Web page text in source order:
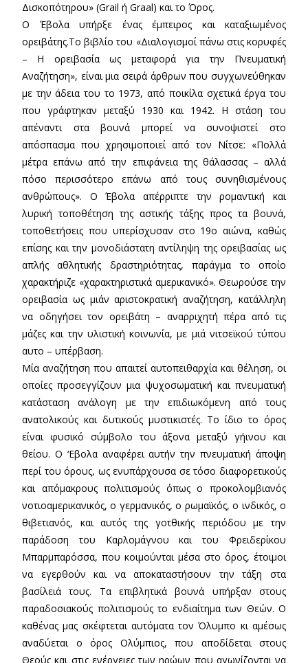
Δισκοπότηρου» (Grail ή Graal) και το Όρος.
Ο Έβολα υπήρξε ένας έμπειρος και καταξιωμένος
ορειβάτης.Το βιβλίο του «Διαλογισμοί πάνω στις κορυφές
– Η ορειβασία ως μεταφορά για την Πνευματική
Αναζήτηση», είναι μια σειρά άρθρων που συγχωνεύθηκαν
με την άδεια του το 1973, από ποικίλα σχετικά έργα του
που γράφτηκαν μεταξύ 1930 και 1942. Η στάση του
απέναντι στα βουνά μπορεί να συνοψιστεί στο
απόσπασμα που χρησιμοποιεί από τον Νίτσε: «Πολλά
μέτρα επάνω από την επιφάνεια της θάλασσας – αλλά
πόσο περισσότερο επάνω από τους συνηθισμένους
ανθρώπους». Ο Έβολα απέρριπτε την ρομαντική και
λυρική τοποθέτηση της αστικής τάξης προς τα βουνά,
τοποθετήσεις που υπερίσχυσαν στο 19ο αιώνα, καθώς
επίσης και την μονοδιάστατη αντίληψη της ορειβασίας ως
απλής αθλητικής δραστηριότητας, παράγμα το οποίο
χαρακτήριζε «χαρακτηριστικά αμερικανικό». Θεωρούσε την
ορειβασία ως μιάν αριστοκρατική αναζήτηση, κατάλληλη
να οδηγήσει τον ορειβάτη – αναρριχητή πέρα από τις
μάζες και την υλιστική κοινωνία, με μιά νιτσεϊκού τύπου
αυτο – υπέρβαση.
Μία αναζήτηση που απαιτεί αυτοπειθαρχία και θέληση, οι
οποίες προσεγγίζουν μια ψυχοσωματική και πνευματική
κατάσταση ανάλογη με την επιδιωκόμενη από τους
ανατολικούς και δυτικούς μυστικιστές. Το ίδιο το όρος
είναι φυσικό σύμβολο του άξονα μεταξύ γήινου και
θείου. Ο ‘Εβολα αναφέρει αυτήν την πνευματική άποψη
περί του όρους, ως ενυπάρχουσα σε τόσο διαφορετικούς
και απόμακρους πολιτισμούς όπως ο προκολομβιανός
νοτιοαμερικανικός, ο γερμανικός, ο ρωμαϊκός, ο ινδικός, ο
θιβετιανός, και αυτός της γοτθικής περιόδου με την
παράδοση του Καρλομάγνου και του Φρειδερίκου
Μπαρμπαρόσσα, που κοιμούνται μέσα στο όρος, έτοιμοι
να εγερθούν και να αποκαταστήσουν την τάξη στα
βασίλειά τους. Τα επιβλητικά βουνά υπήρξαν στους
παραδοσιακούς πολιτισμούς το ενδιαίτημα των Θεών. Ο
καθένας μας σκέφτεται αυτόματα τον Όλυμπο κι αμέσως
αναδύεται ο όρος Ολύμπιος, που αποδίδεται στους
Θεούς και στις ενέργειες των ηρώων που αγωνίζονται να